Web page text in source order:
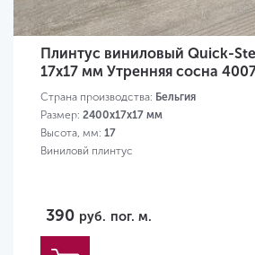
Плинтус виниловый Quick-
17х17 мм Утренняя сосна
Страна производства: Бельгия
Размер: 2400х17х17 мм
Высота, мм: 17
Виниловй плинтус
390 руб. пог. м.